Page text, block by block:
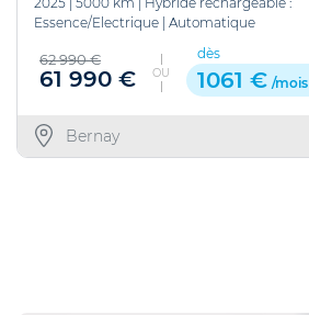
Essence/Electrique | Automatique
62 990 €
61 990 € OU
dès
1061 € /mois
Bernay